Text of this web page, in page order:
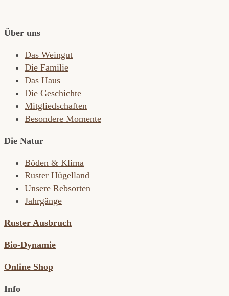
Über uns
Das Weingut
Die Familie
Das Haus
Die Geschichte
Mitgliedschaften
Besondere Momente
Die Natur
Böden & Klima
Ruster Hügelland
Unsere Rebsorten
Jahrgänge
Ruster Ausbruch
Bio-Dynamie
Online Shop
Info